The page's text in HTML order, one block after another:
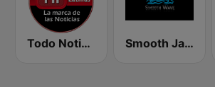
Todo Noticias Latinas Smooth Jazz Smooth Wave